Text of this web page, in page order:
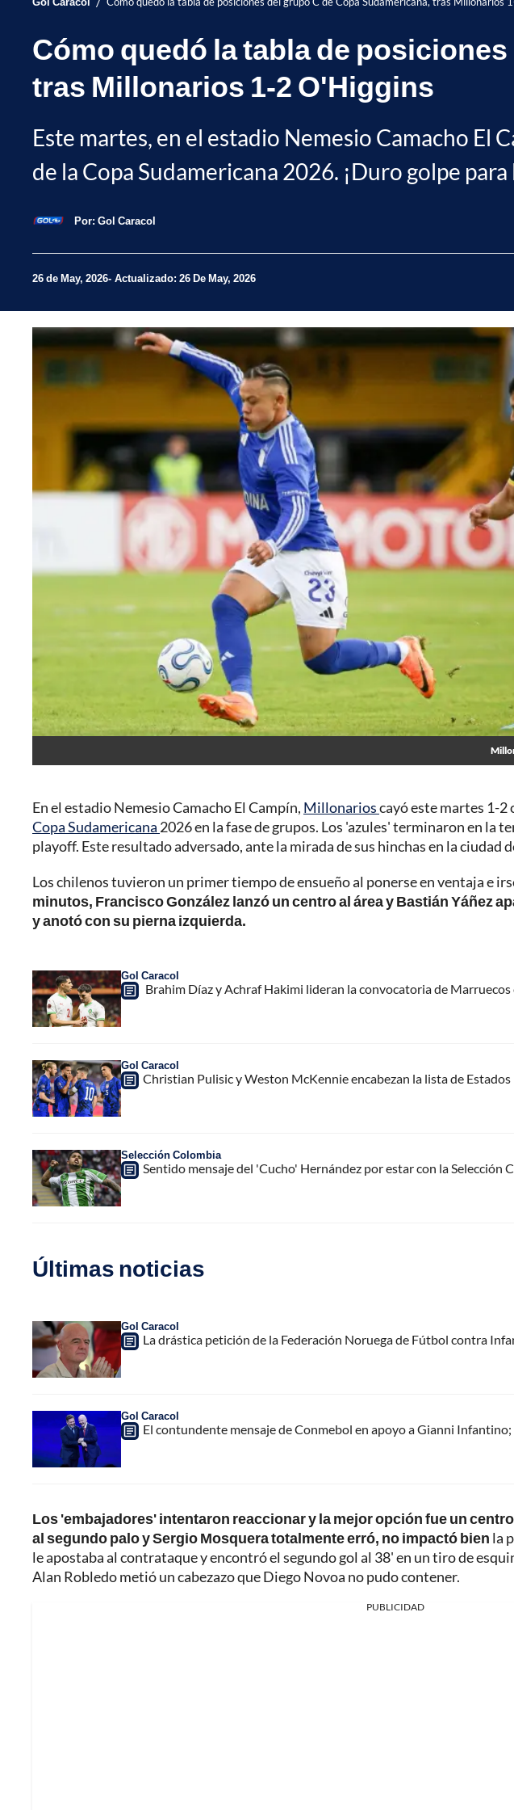
Cómo quedó la tabla de
tras Millonarios 1-2 O'Higgins
Este martes, en el estadio Nemesio Camacho El
de la Copa Sudamericana 2026. ¡Duro golpe para
Por: Gol Caracol
26 de May, 2026 Actualizado: 26 De May, 2026
En el estadio Nemesio Camacho El Campín, Millonarioscayó este martes 1-2
Copa Sudamericana 2026 en la fase de grupos. Los 'azules' terminaron en la
playoff. Este resultado adversado, ante la mirada de sus hinchas en la ciudad
Los chilenos tuvieron un primer tiempo de ensueño al ponerse en ventaja e
minutos, Francisco González lanzó un centro al área y Bastián Yáñez
y anotó con su pierna izquierda.
Gol Caracol
Brahim Díaz y Achraf Hakimi lideran la convocatoria de
Gol Caracol
Christian Pulisic y Weston McKennie encabezan la lista de
Selección Colombia
Sentido mensaje del 'Cucho' Hernández por estar con la Selección
Últimas noticias
Gol Caracol
La drástica petición de la Federación Noruega de Fútbol contra
Gol Caracol
El contundente mensaje de Conmebol en apoyo a Gianni
Los 'embajadores' intentaron reaccionar y la mejor opción fue un
al segundo palo y Sergio Mosquera totalmente erró, no impactó bien la
le apostaba al contrataque y encontró el segundo gol al 38' en un tiro de
Alan Robledo metió un cabezazo que Diego Novoa no pudo contener.
PUBLICIDAD